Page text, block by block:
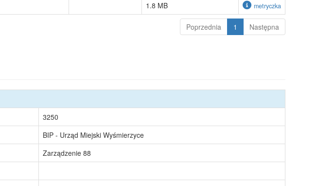
1.8 MB metryczka
Poprzednia 1 Następna
3250
BIP - Urząd Miejski Wyśmierzyce
Zarządzenie 88